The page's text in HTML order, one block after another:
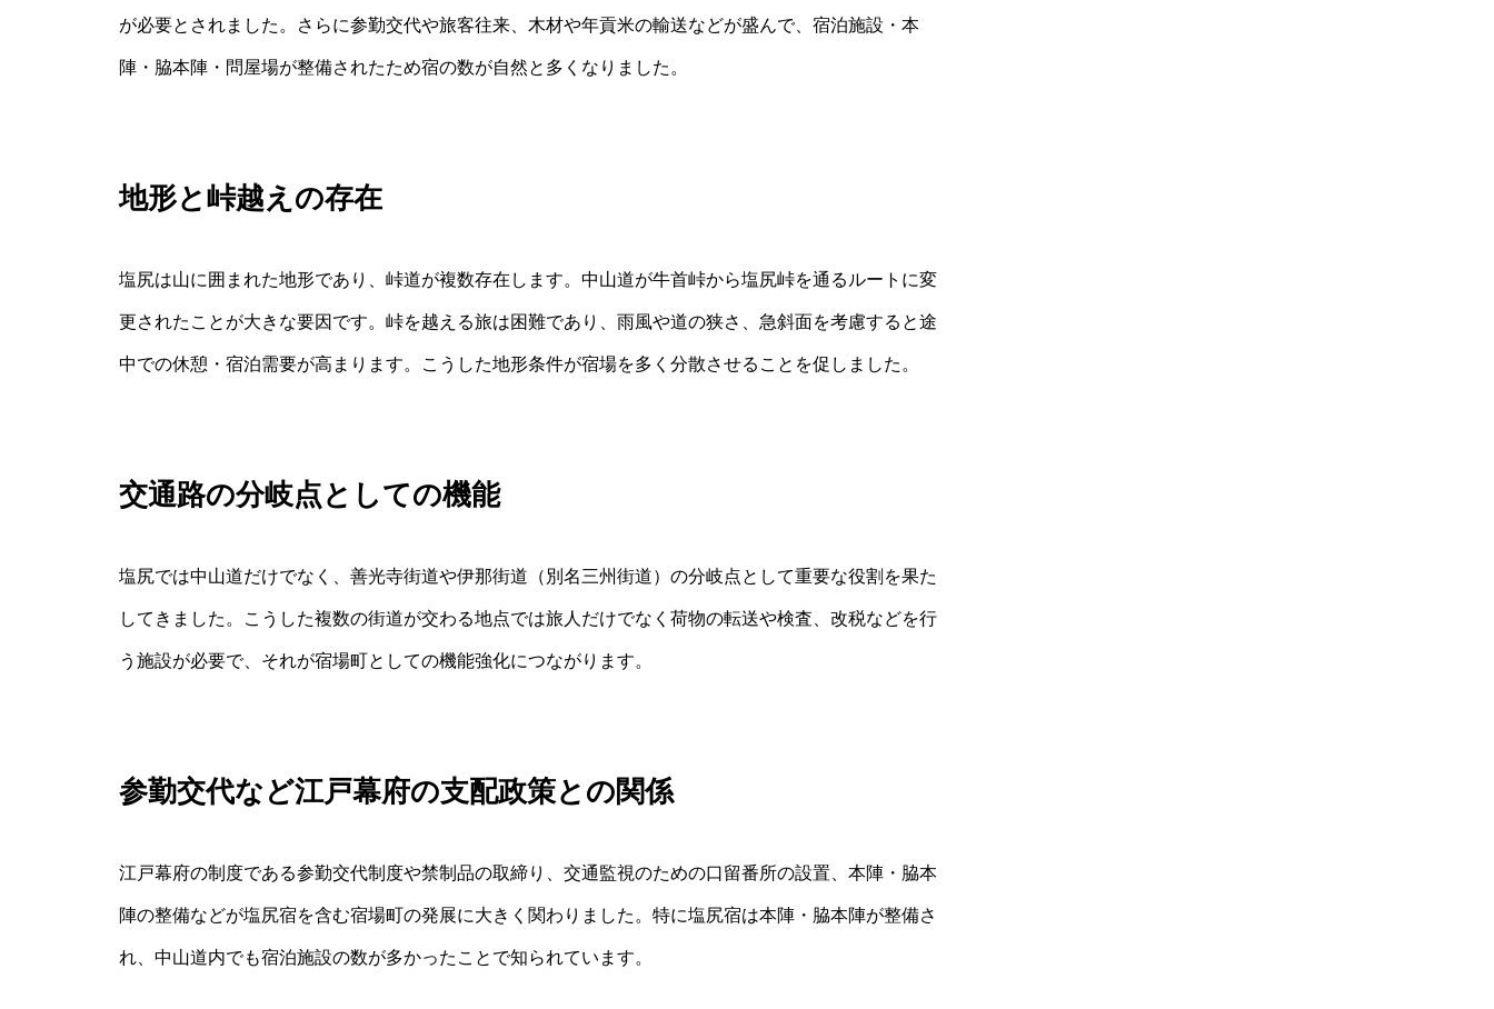
が必要とされました。さらに参勤交代や旅客往来、木材や年貢米の輸送などが盛んで、宿泊施設・本
陣・脇本陣・問屋場が整備されたため宿の数が自然と多くなりました。
地形と峠越えの存在
塩尻は山に囲まれた地形であり、峠道が複数存在します。中山道が牛首峠から塩尻峠を通るルートに変
更されたことが大きな要因です。峠を越える旅は困難であり、雨風や道の狭さ、急斜面を考慮すると途
中での休憩・宿泊需要が高まります。こうした地形条件が宿場を多く分散させることを促しました。
交通路の分岐点としての機能
塩尻では中山道だけでなく、善光寺街道や伊那街道（別名三州街道）の分岐点として重要な役割を果た
してきました。こうした複数の街道が交わる地点では旅人だけでなく荷物の転送や検査、改税などを行
う施設が必要で、それが宿場町としての機能強化につながります。
参勤交代など江戸幕府の支配政策との関係
江戸幕府の制度である参勤交代制度や禁制品の取締り、交通監視のための口留番所の設置、本陣・脇本
陣の整備などが塩尻宿を含む宿場町の発展に大きく関わりました。特に塩尻宿は本陣・脇本陣が整備さ
れ、中山道内でも宿泊施設の数が多かったことで知られています。